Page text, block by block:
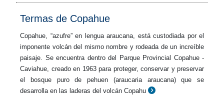
Termas de Copahue
Copahue, “azufre” en lengua araucana, está custodiada por el
imponente volcán del mismo nombre y rodeada de un increíble
paisaje. Se encuentra dentro del Parque Provincial Copahue -
Caviahue, creado en 1963 para proteger, conservar y preservar
el bosque puro de pehuen (araucaria araucana) que se
desarrolla en las laderas del volcán Copahu